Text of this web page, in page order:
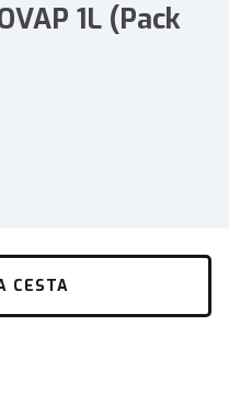
1L (Pack
CESTA